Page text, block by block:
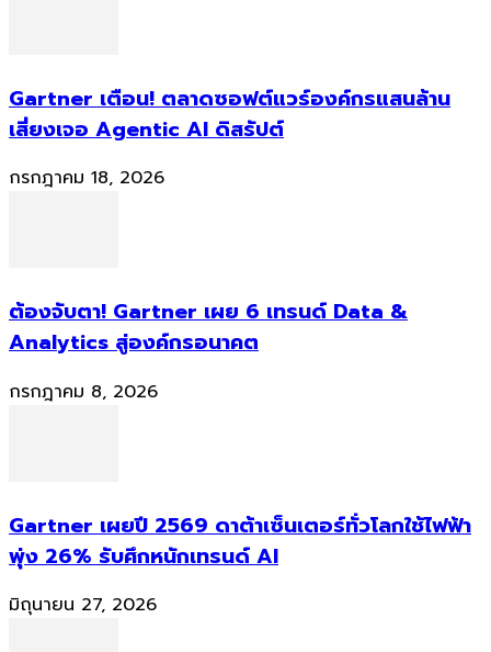
Gartner เตือน! ตลาดซอฟต์แวร์องค์กรแสนล้าน
เสี่ยงเจอ Agentic AI ดิสรัปต์
กรกฎาคม 18, 2026
ต้องจับตา! Gartner เผย 6 เทรนด์ Data &
Analytics สู่องค์กรอนาคต
กรกฎาคม 8, 2026
Gartner เผยปี 2569 ดาต้าเซ็นเตอร์ทั่วโลกใช้ไฟฟ้า
พุ่ง 26% รับศึกหนักเทรนด์ AI
มิถุนายน 27, 2026